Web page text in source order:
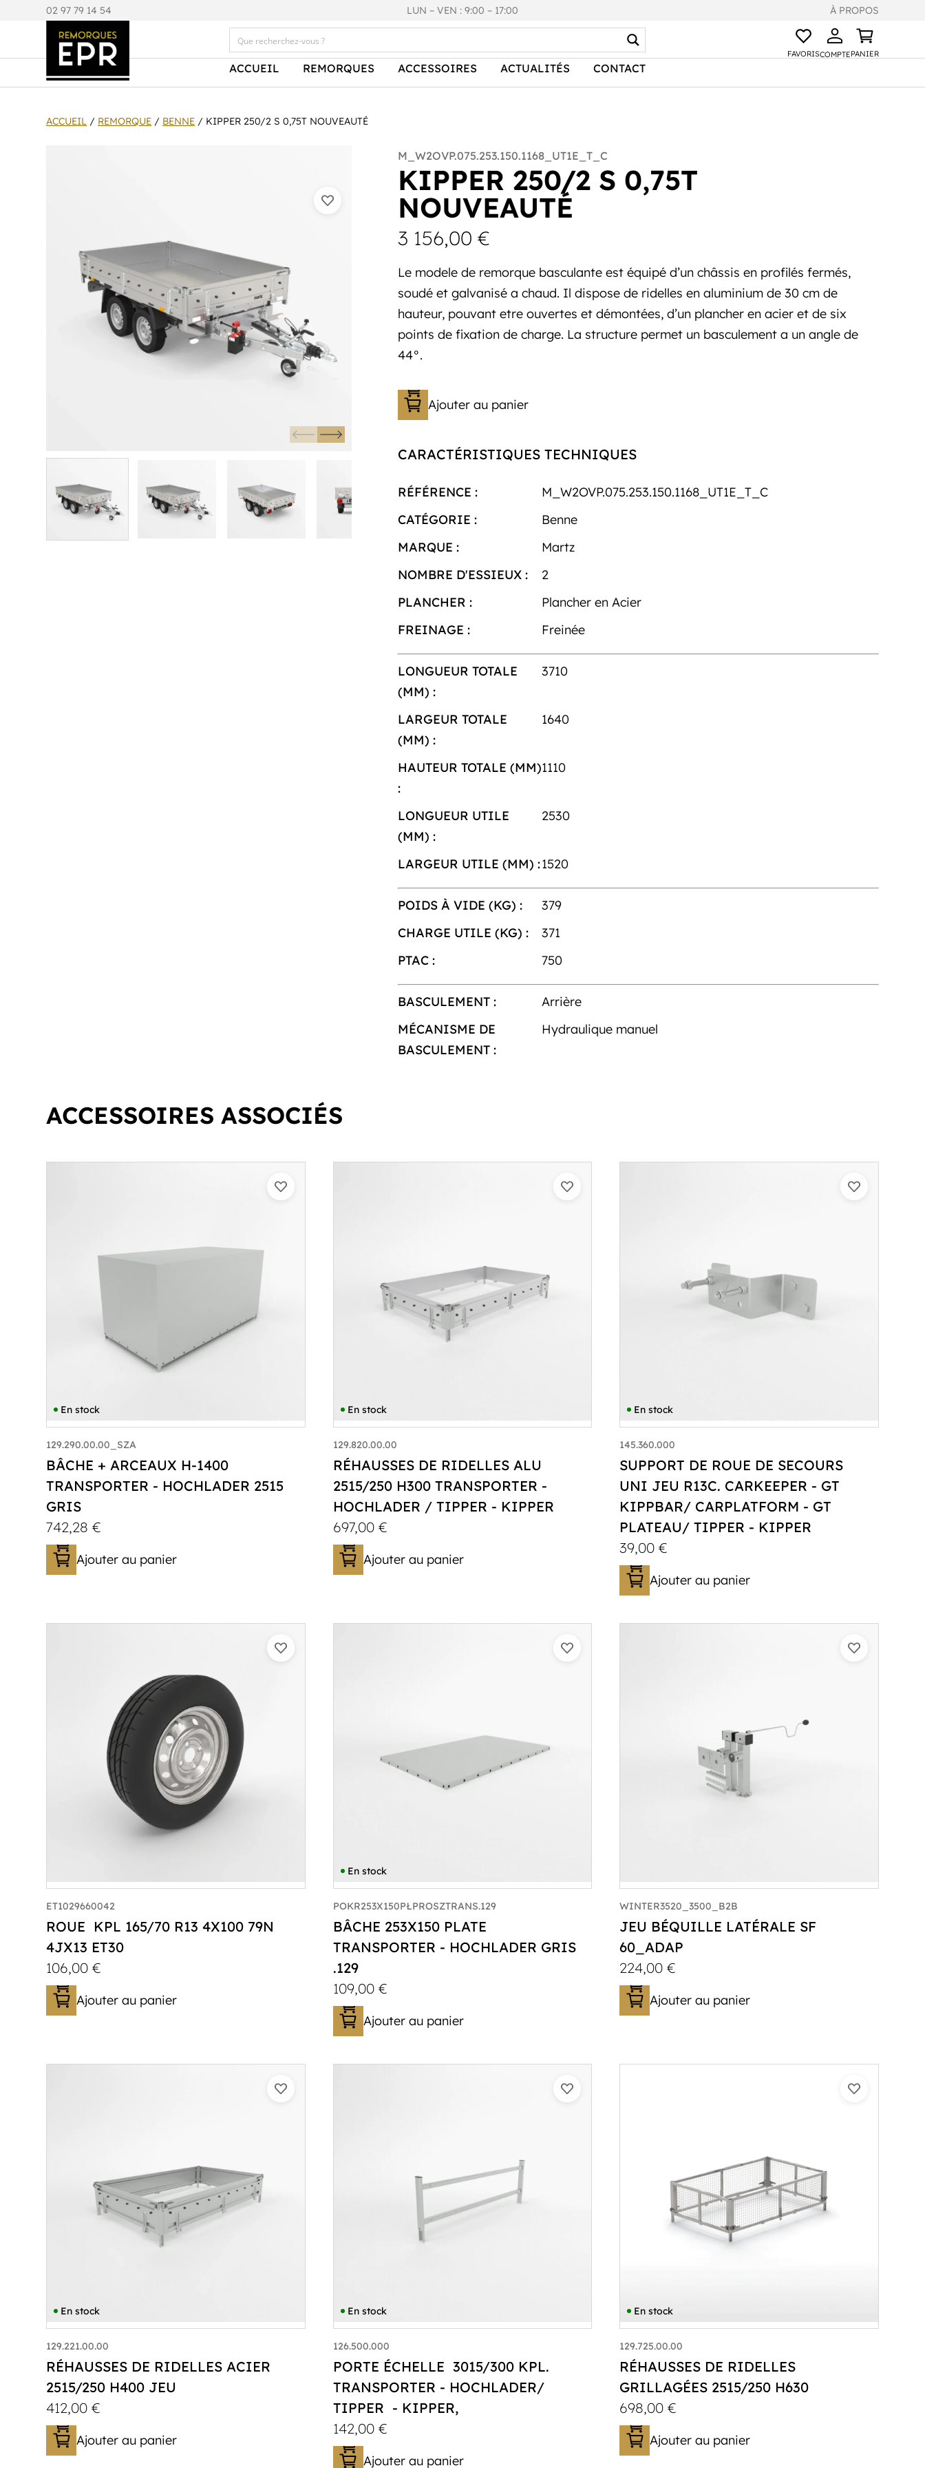
02 97 79 14 54 LUN – VEN : 9:00 – 17:00 À PROPOS
ACCUEIL REMORQUES ACCESSOIRES ACTUALITÉS CONTACT
FAVORISCOMPTEPANIER
ACCUEIL / REMORQUE / BENNE / KIPPER 250/2 S 0,75T NOUVEAUTÉ
M_W2OVP.075.253.150.1168_UT1E_T_C
KIPPER 250/2 S 0,75T
NOUVEAUTÉ
3 156,00 €
Le modele de remorque basculante est équipé d’un châssis en profilés fermés,
soudé et galvanisé a chaud. Il dispose de ridelles en aluminium de 30 cm de
hauteur, pouvant etre ouvertes et démontées, d’un plancher en acier et de six
points de fixation de charge. La structure permet un basculement a un angle de
44°.
Ajouter au panier
CARACTÉRISTIQUES TECHNIQUES
RÉFÉRENCE :
M_W2OVP.075.253.150.1168_UT1E_T_C
CATÉGORIE :
Benne
MARQUE :
Martz
NOMBRE D'ESSIEUX :
2
PLANCHER :
Plancher en Acier
FREINAGE :
Freinée
LONGUEUR TOTALE
(MM) :
3710
LARGEUR TOTALE
(MM) :
1640
HAUTEUR TOTALE (MM)
:
1110
LONGUEUR UTILE
(MM) :
2530
LARGEUR UTILE (MM) :1520
POIDS À VIDE (KG) :
379
CHARGE UTILE (KG) :
371
PTAC :
750
BASCULEMENT :
Arrière
MÉCANISME DE
BASCULEMENT :
Hydraulique manuel
ACCESSOIRES ASSOCIÉS
En stock
129.290.00.00_SZA
BÂCHE + ARCEAUX H-1400
TRANSPORTER - HOCHLADER 2515
GRIS
742,28€
Ajouter au panier
En stock
129.820.00.00
RÉHAUSSES DE RIDELLES ALU
2515/250 H300 TRANSPORTER -
HOCHLADER / TIPPER - KIPPER
697,00 €
Ajouter au panier
En stock
145.360.000
SUPPORT DE ROUE DE SECOURS
UNI JEU R13C. CARKEEPER - GT
KIPPBAR/ CARPLATFORM - GT
PLATEAU/ TIPPER - KIPPER
39,00€
Ajouter au panier
ET1029660042
ROUE KPL 165/70 R13 4X100 79N
4JX13 ET30
106,00€
Ajouter au panier
En stock
POKR253X150PŁPROSZTRANS.129
BÂCHE 253X150 PLATE
TRANSPORTER - HOCHLADER GRIS
.129
109,00 €
Ajouter au panier
WINTER3520_3500_B2B
JEU BÉQUILLE LATÉRALE SF
60_ADAP
224,00€
Ajouter au panier
En stock
129.221.00.00
RÉHAUSSES DE RIDELLES ACIER
2515/250 H400 JEU
412,00€
Ajouter au panier
En stock
126.500.000
PORTE ÉCHELLE 3015/300 KPL.
TRANSPORTER - HOCHLADER/
TIPPER - KIPPER,
142,00 €
Ajouter au panier
En stock
129.725.00.00
RÉHAUSSES DE RIDELLES
GRILLAGÉES 2515/250 H630
698,00€
Ajouter au panier